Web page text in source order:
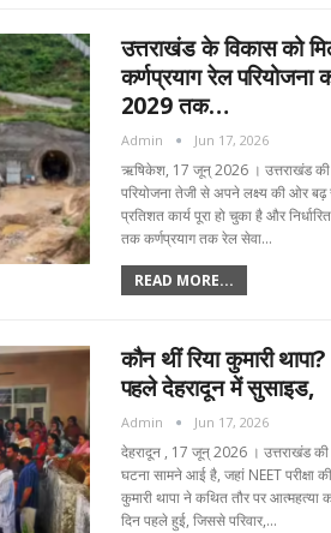
उत्तराखंड के विकास को
कर्णप्रयाग रेल परियोजना
2029 तक…
Admin Jun 17, 2026
ऋषिकेश, 17 जून्‌ 2026 । उत्तराखंड की
परियोजना तेजी से अपने लक्ष्य की ओर बढ़
प्रतिशत कार्य पूरा हो चुका है और
तक कर्णप्रयाग तक रेल सेवा…
READ MORE...
कौन थीं रिया कुमारी
पहले देहरादून में सुसाइड,
Admin Jun 17, 2026
देहरादून , 17 जून्‌ 2026 । उत्तराखंड
घटना सामने आई है, जहां NEET परीक्षा की
कुमारी थापा ने कथित तौर पर आत्महत्या
दिन पहले हुई, जिससे परिवार,…